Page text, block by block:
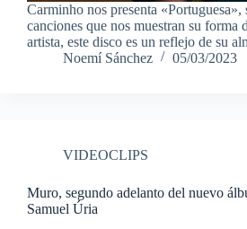
Carminho nos presenta
canciones que nos muestran su
artista, este disco es un reflejo de su
Noemí Sánchez
05/03/2023
VIDEOCLIPS
Muro, segundo adelanto del nuevo
Samuel Úria